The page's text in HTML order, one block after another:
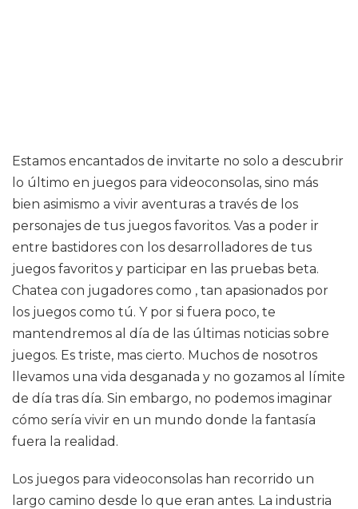
Estamos encantados de invitarte no solo a descubrir
lo último en juegos para videoconsolas, sino más
bien asimismo a vivir aventuras a través de los
personajes de tus juegos favoritos. Vas a poder ir
entre bastidores con los desarrolladores de tus
juegos favoritos y participar en las pruebas beta.
Chatea con jugadores como , tan apasionados por
los juegos como tú. Y por si fuera poco, te
mantendremos al día de las últimas noticias sobre
juegos. Es triste, mas cierto. Muchos de nosotros
llevamos una vida desganada y no gozamos al límite
de día tras día. Sin embargo, no podemos imaginar
cómo sería vivir en un mundo donde la fantasía
fuera la realidad.
Los juegos para videoconsolas han recorrido un
largo camino desde lo que eran antes. La industria